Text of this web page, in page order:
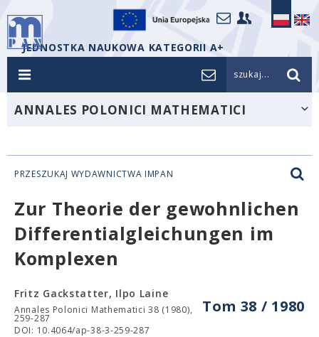
JEDNOSTKA NAUKOWA KATEGORII A+
szukaj...
ANNALES POLONICI MATHEMATICI
PRZESZUKAJ WYDAWNICTWA IMPAN
Zur Theorie der gewohnlichen
Differentialgleichungen im
Komplexen
Tom 38 / 1980
Fritz Gackstatter, Ilpo Laine
Annales Polonici Mathematici 38 (1980),
259-287
DOI: 10.4064/ap-38-3-259-287